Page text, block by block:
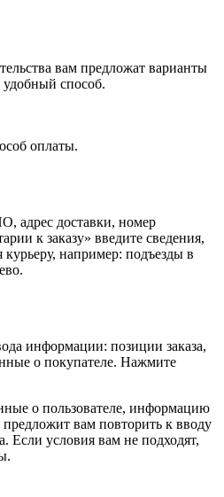
вам предложат варианты
способ.
оплаты.
адрес доставки, номер
к заказу» введите сведения,
курьеру, например: подъезды в
информации: позиции заказа,
о покупателе. Нажмите
о пользователе, информацию
вам повторить к вводу
Если условия вам не подходят,